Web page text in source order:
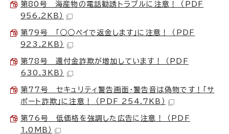
第80号 海産物の電話勧誘トラブルに注意！ （PDF
956.2KB）
第79号 「○○ペイで返金します」に注意！ （PDF
923.2KB）
第78号 還付金詐欺が増加しています！ （PDF
630.3KB）
第77号 セキュリティ警告画面・警告音は偽物です！「サ
ポート詐欺」に注意！ （PDF 254.7KB）
第76号 低価格を強調した広告に注意！ （PDF
1.0MB）